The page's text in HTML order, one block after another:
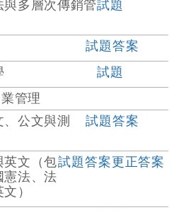
與多層次傳銷管試題
試題答案
試題
管理
、公文與測
試題答案
英文（包
憲法、法
）
試題答案更正答案